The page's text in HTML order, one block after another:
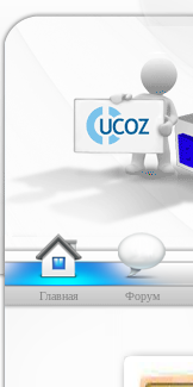
Главная Форум